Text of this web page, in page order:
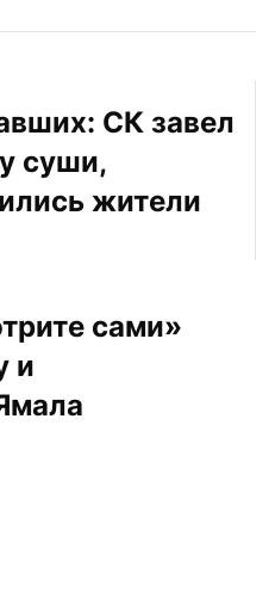
СК завел
суши,
жители
сами»
и